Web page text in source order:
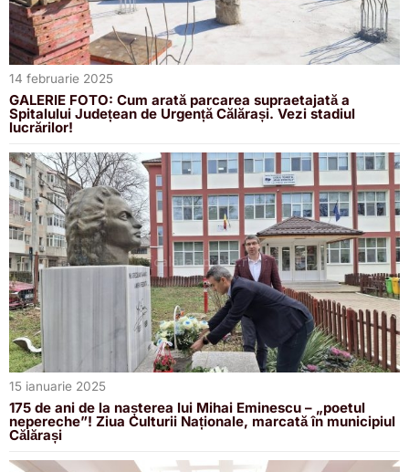
14 februarie 2025
GALERIE FOTO: Cum arată parcarea supraetajată a
Spitalului Județean de Urgență Călărași. Vezi stadiul
lucrărilor!
15 ianuarie 2025
175 de ani de la nașterea lui Mihai Eminescu – „poetul
nepereche”! Ziua Culturii Naționale, marcată în municipiul
Călărași